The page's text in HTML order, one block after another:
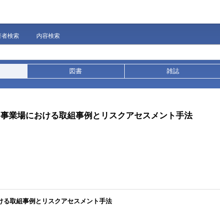
者検索 内容検索
図書 雑誌
業場における取組事例とリスクアセスメント手法
取組事例とリスクアセスメント手法